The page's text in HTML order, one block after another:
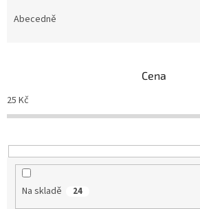
o
d
k
t
Abecedně
Cena
25 Kč
Na skladě 24